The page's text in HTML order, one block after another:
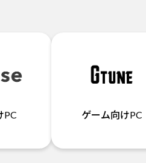
PC ゲーム向けPC